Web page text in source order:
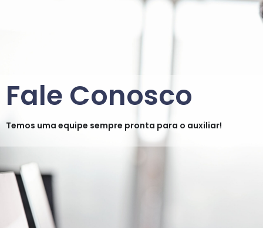
Fale Conosco
Temos uma equipe sempre pronta para o auxiliar!